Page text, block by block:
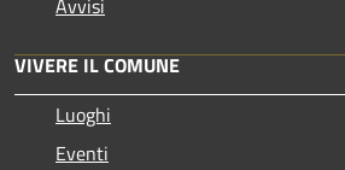
Avvisi
VIVERE IL COMUNE
Luoghi
Eventi